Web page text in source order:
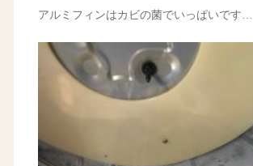
アルミフィンはカビの菌でいっぱいです…